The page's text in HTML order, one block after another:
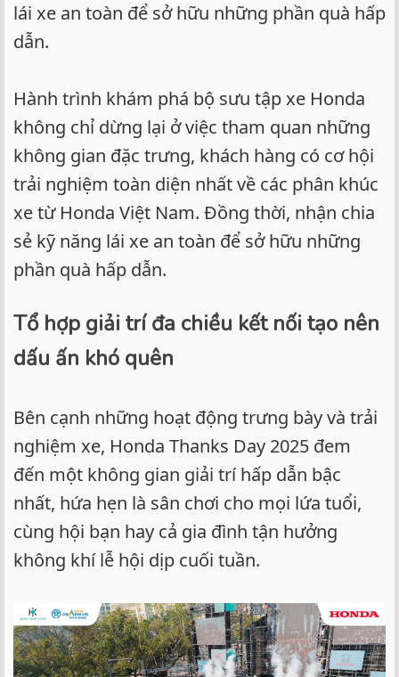
lái xe an toàn để sở hữu những phần quà hấp
dẫn.
Hành trình khám phá bộ sưu tập xe Honda
không chỉ dừng lại ở việc tham quan những
không gian đặc trưng, khách hàng có cơ hội
trải nghiệm toàn diện nhất về các phân khúc
xe từ Honda Việt Nam. Đồng thời, nhận chia
sẻ kỹ năng lái xe an toàn để sở hữu những
phần quà hấp dẫn.
Tổ hợp giải trí đa chiều kết nối tạo nên
dấu ấn khó quên
Bên cạnh những hoạt động trưng bày và trải
nghiệm xe, Honda Thanks Day 2025 đem
đến một không gian giải trí hấp dẫn bậc
nhất, hứa hẹn là sân chơi cho mọi lứa tuổi,
cùng hội bạn hay cả gia đình tận hưởng
không khí lễ hội dịp cuối tuần.